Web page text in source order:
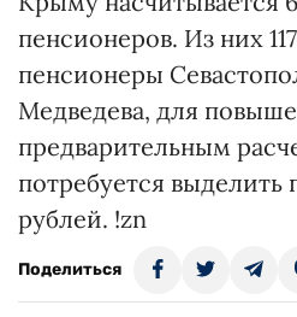
пенсионеров. Из них
пенсионеры
Медведева, для
предварительным
потребуется выделить
рублей. !zn
Поделиться